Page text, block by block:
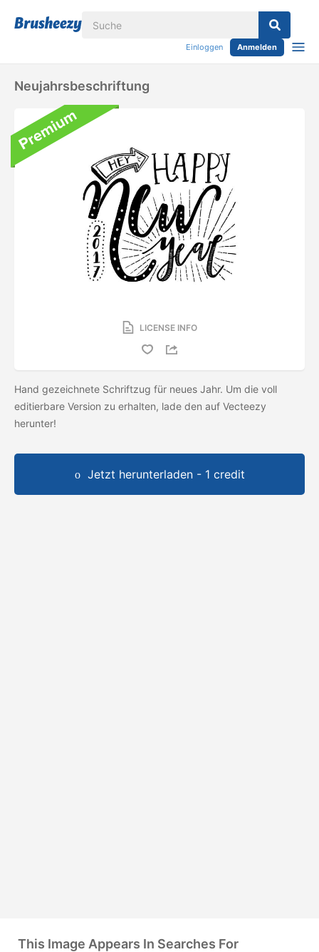
Einloggen Anmelden
Neujahrsbeschriftung
LICENSE INFO
Hand gezeichnete Schriftzug für neues Jahr. Um die voll
editierbare Version zu erhalten, lade den auf Vecteezy
herunter!
Jetzt herunterladen - 1 credit
This Image Appears In Searches For